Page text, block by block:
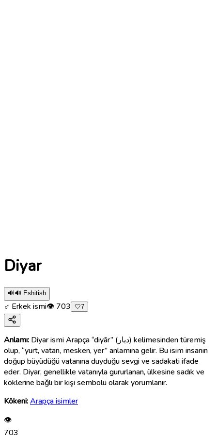
Diyar
🔊🔊 Eshitish
♂ Erkek ismi👁 703 🤍7
Anlamı: Diyar ismi Arapça “diyār” (ديار) kelimesinden türemiş
olup, “yurt, vatan, mesken, yer” anlamına gelir. Bu isim insanın
doğup büyüdüğü vatanına duyduğu sevgi ve sadakati ifade
eder. Diyar, genellikle vatanıyla gururlanan, ülkesine sadık ve
köklerine bağlı bir kişi sembolü olarak yorumlanır.
Kökeni:Arapça isimler
👁
703